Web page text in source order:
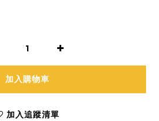
加入購物車
加入追蹤清單